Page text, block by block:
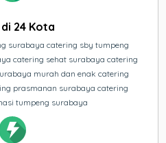
24 Kota
surabaya catering sby tumpeng
catering sehat surabaya catering
murah dan enak catering
prasmanan surabaya catering
tumpeng surabaya